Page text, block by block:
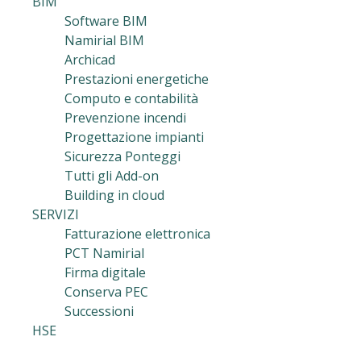
Software BIM
Namirial BIM
Archicad
Prestazioni energetiche
Computo e contabilità
Prevenzione incendi
Progettazione impianti
Sicurezza Ponteggi
Tutti gli Add-on
Building in cloud
SERVIZI
Fatturazione elettronica
PCT Namirial
Firma digitale
Conserva PEC
Successioni
HSE